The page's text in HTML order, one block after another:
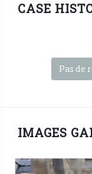
CASE
Pas de
IMAGES